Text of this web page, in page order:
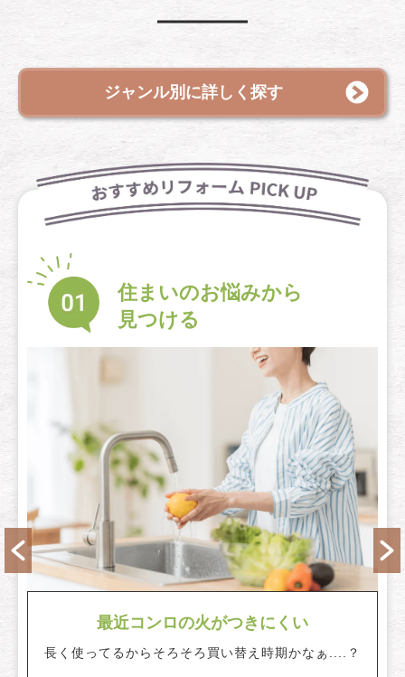
ジャンル別に詳しく探す
住まいのお悩みから
見つける
最近コンロの火がつきにくい
長く使ってるからそろそろ買い替え時期かなぁ....？